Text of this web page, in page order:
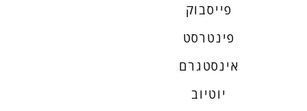
פייסבוק
פינטרסט
אינסטגרם
יוטיוב